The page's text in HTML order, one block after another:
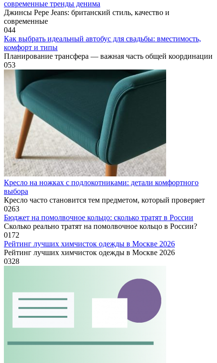
современные тренды денима
Джинсы Pepe Jeans: британский стиль, качество и
современные
044
Как выбрать идеальный автобус для свадьбы: вместимость,
комфорт и типы
Планирование трансфера — важная часть общей координации
053
Кресло на ножках с подлокотниками: детали комфортного
выбора
Кресло часто становится тем предметом, который проверяет
0263
Бюджет на помолвочное кольцо: сколько тратят в России
Сколько реально тратят на помолвочное кольцо в России?
0172
Рейтинг лучших химчисток одежды в Москве 2026
Рейтинг лучших химчисток одежды в Москве 2026
0328